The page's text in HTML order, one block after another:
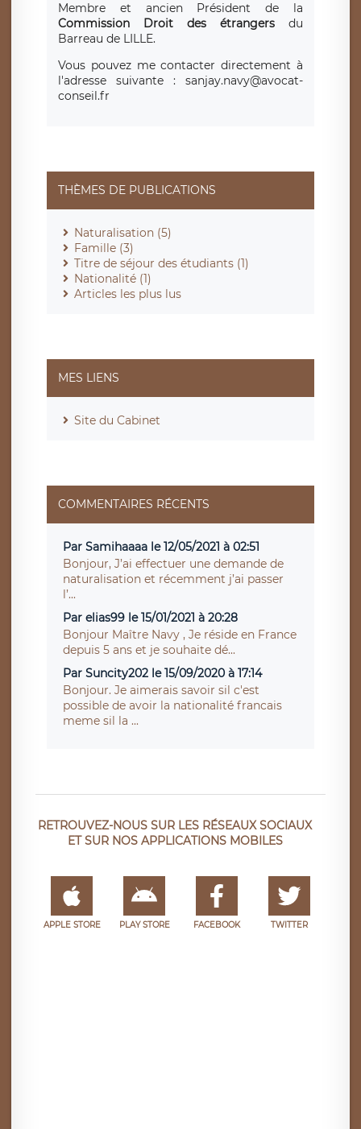
Membre et ancien Président de la
Commission Droit des étrangers du
Barreau de LILLE.
Vous pouvez me contacter directement à
l'adresse suivante : sanjay.navy@avocat-
conseil.fr
THÈMES DE PUBLICATIONS
Naturalisation (5)
Famille (3)
Titre de séjour des étudiants (1)
Nationalité (1)
Articles les plus lus
MES LIENS
Site du Cabinet
COMMENTAIRES RÉCENTS
Par Samihaaaa le 12/05/2021 à 02:51
Bonjour, J’ai effectuer une demande de
naturalisation et récemment j’ai passer
l’...
Par elias99 le 15/01/2021 à 20:28
Bonjour Maître Navy , Je réside en France
depuis 5 ans et je souhaite dé...
Par Suncity202 le 15/09/2020 à 17:14
Bonjour. Je aimerais savoir sil c'est
possible de avoir la nationalité francais
meme sil la ...
RETROUVEZ-NOUS SUR LES RÉSEAUX SOCIAUX
ET SUR NOS APPLICATIONS MOBILES
APPLE STORE PLAY STORE FACEBOOK TWITTER